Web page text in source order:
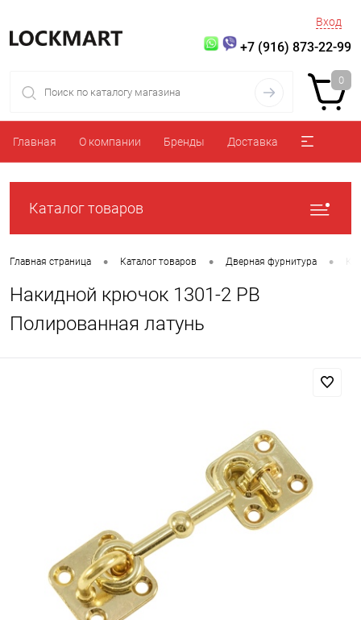
Вход
+7 (916) 873-22-99
0
Главная О компании Бренды Доставка
Каталог товаров
Главная страница • Каталог товаров • Дверная фурнитура •
Накидной крючок 1301-2 PB
Полированная латунь